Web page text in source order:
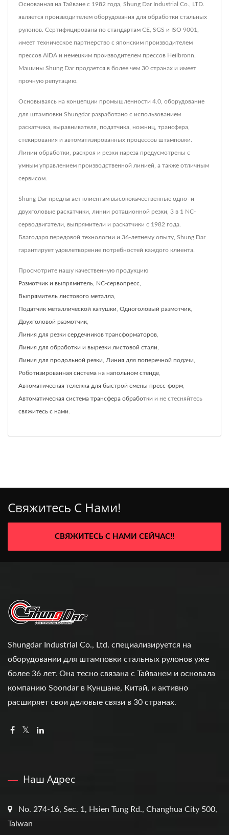
Основанная на Тайване с 1982 года, Shung Dar Industrial Co., LTD.
является производителем оборудования для обработки стальных
рулонов. Сертифицирована по стандартам CE, SGS и ISO 9001,
имеет техническое партнерство с японским производителем
прессов AIDA и немецким производителем прессов Heilbronn.
Машины Shung Dar продается в более чем 30 странах и имеет
прочную репутацию.
Основываясь на концепции промышленности 4.0, оборудование
для штамповки Shungdar разработано с использованием
раскатчика, выравнивателя, податчика, ножниц, трансфера,
стекирования и автоматизированных процессов штамповки.
Линии обработки, раскроя и резки нареза предусмотрены с
умным управлением производственной линией, а также отличным
сервисом.
Shung Dar предлагает клиентам высококачественные одно- и
двухголовые раскатчики, линии ротационной резки, 3 в 1 NC-
серводвигатели, выпрямители и раскатчики с 1982 года.
Благодаря передовой технологии и 36-летнему опыту, Shung Dar
гарантирует удовлетворение потребностей каждого клиента.
Просмотрите нашу качественную продукцию
Размотчик и выпрямитель NC-сервопресс
Выпрямитель листового металла
Податчик металлической катушки Одноголовый размотчик
Двухголовой размотчик
Линия для резки сердечников трансформаторов
Линия для обработки и вырезки листовой стали
Линия для продольной резки Линия для поперечной подачи
Роботизированная система на напольном стенде
Автоматическая тележка для быстрой смены пресс-форм
Автоматическая система трансфера обработки и не стесняйтесь
свяжитесь с нами
Свяжитесь С Нами!
СВЯЖИТЕСЬ С НАМИ СЕЙЧАС!!
Shungdar Industrial Co., Ltd. специализируется на
оборудовании для штамповки стальных рулонов уже
более 36 лет. Она тесно связана с Тайванем и основала
компанию Soondar в Куншане, Китай, и активно
расширяет свои деловые связи в 30 странах.
Наш Адрес
No. 274-16, Sec. 1, Hsien Tung Rd., Changhua City 500,
Taiwan